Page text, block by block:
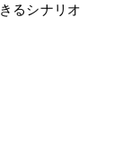
るシナリオ